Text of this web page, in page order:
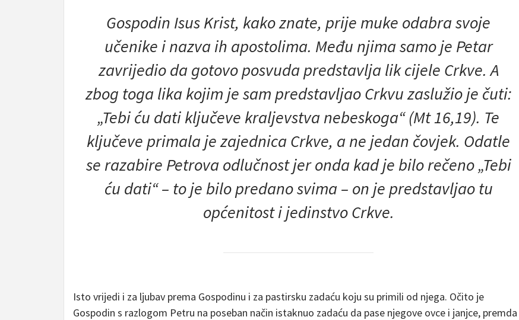
Gospodin Isus Krist, kako znate, prije muke odabra svoje
učenike i nazva ih apostolima. Među njima samo je Petar
zavrijedio da gotovo posvuda predstavlja lik cijele Crkve. A
zbog toga lika kojim je sam predstavljao Crkvu zaslužio je čuti:
„Tebi ću dati ključeve kraljevstva nebeskoga“ (Mt 16,19). Te
ključeve primala je zajednica Crkve, a ne jedan čovjek. Odatle
se razabire Petrova odlučnost jer onda kad je bilo rečeno „Tebi
ću dati“ – to je bilo predano svima – on je predstavljao tu
općenitost i jedinstvo Crkve.
Isto vrijedi i za ljubav prema Gospodinu i za pastirsku zadaću koju su primili od njega. Očito je
Gospodin s razlogom Petru na poseban način istaknuo zadaću da pase njegove ovce i janjce, premda